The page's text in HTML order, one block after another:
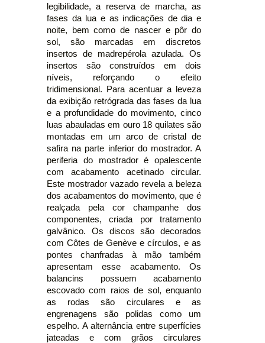
legibilidade, a reserva de marcha, as
fases da lua e as indicações de dia e
noite, bem como de nascer e pôr do
sol, são marcadas em discretos
insertos de madrepérola azulada. Os
insertos são construídos em dois
níveis, reforçando o efeito
tridimensional. Para acentuar a leveza
da exibição retrógrada das fases da lua
e a profundidade do movimento, cinco
luas abauladas em ouro 18 quilates são
montadas em um arco de cristal de
safira na parte inferior do mostrador. A
periferia do mostrador é opalescente
com acabamento acetinado circular.
Este mostrador vazado revela a beleza
dos acabamentos do movimento, que é
realçada pela cor champanhe dos
componentes, criada por tratamento
galvânico. Os discos são decorados
com Côtes de Genève e círculos, e as
pontes chanfradas à mão também
apresentam esse acabamento. Os
balancins possuem acabamento
escovado com raios de sol, enquanto
as rodas são circulares e as
engrenagens são polidas como um
espelho. A alternância entre superfícies
jateadas e com grãos circulares